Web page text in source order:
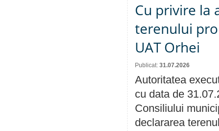
Cu privire la
terenului
UAT Orhei
Publicat: 31.07.2026
Autoritatea
cu data de
Consiliului
declararea